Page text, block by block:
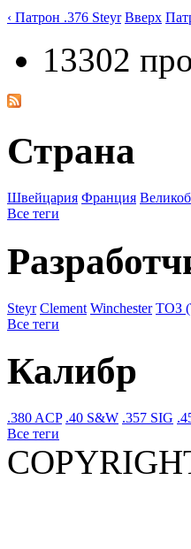
‹ Патрон .376 Steyr Вверх
13302
Страна
Швейцария Франция
Все теги
Steyr Clement Winchester ТОЗ
Все теги
Калибр
.380 ACP .40 S&W .357 SIG
Все теги